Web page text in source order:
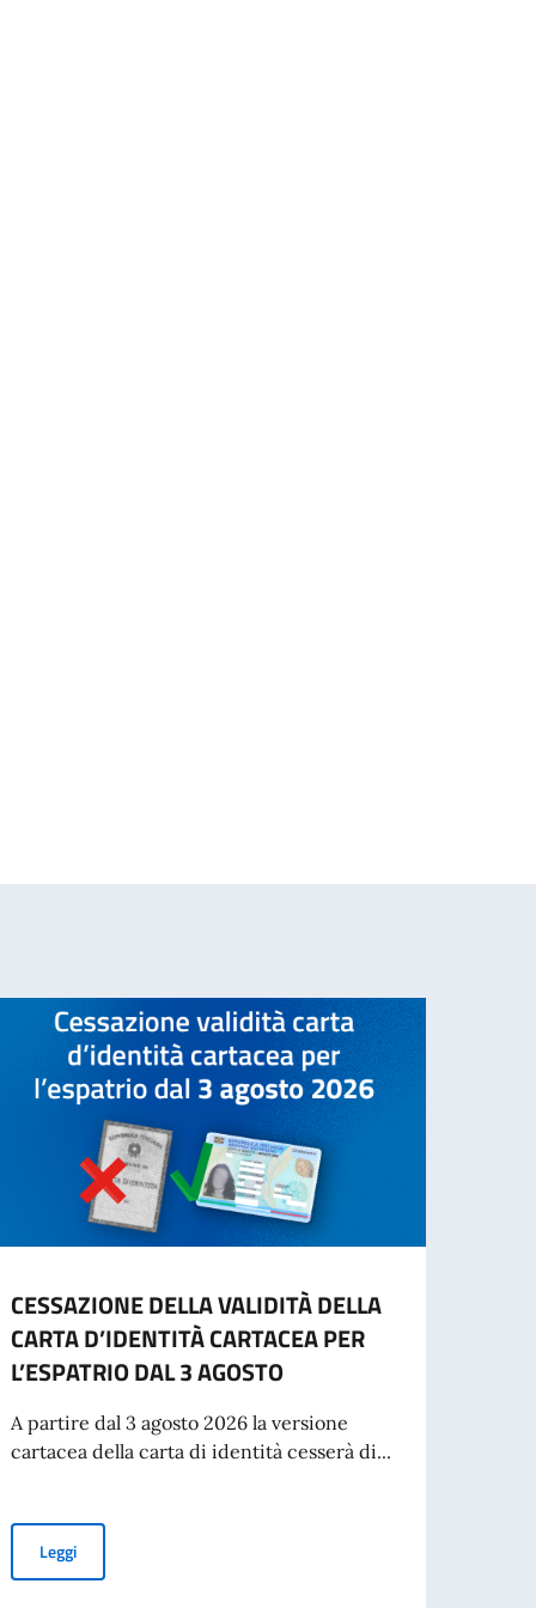
CESSAZIONE DELLA VALIDITÀ DELLA
CARTA D’IDENTITÀ CARTACEA PER
L’ESPATRIO DAL 3 AGOSTO
A partire dal 3 agosto 2026 la versione
cartacea della carta di identità cesserà di...
LeggiCESSAZIONE DELLA VALIDITÀ DELLA CARTA D’IDENTITÀ